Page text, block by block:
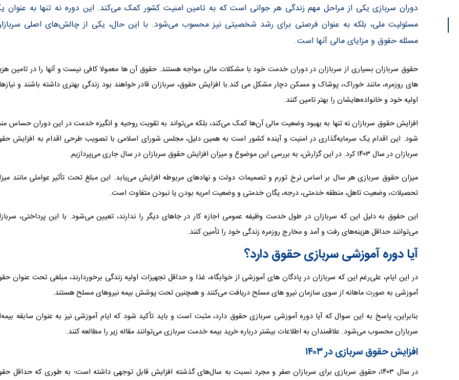
دوران سربازی یکی از مراحل مهم زندگی هر جوانی است که به تامین امنیت کشور کمک می‌کند. این دوره نه تنها به عنوان
مسئولیت ملی، بلکه به عنوان فرصتی برای رشد شخصیتی نیز محسوب می‌شود. با این حال، یکی از چالش‌های اصلی
مسئله حقوق و مزایای مالی آنها است.
حقوق سربازانبسیاری از سربازان در دوران خدمت خود با مشکلات مالی مواجه هستند. حقوق آن ها معمولا کافی نیست و آنها را در تامین
های روزمره، مانند خوراک، پوشاک و مسکن دچار مشکل می‌ کند.با افزایش حقوق، سربازان قادر خواهند بود زندگی بهتری داشته باشند و
اولیه خود و خانواده‌هایشان را بهتر تامین کنند.
افزایش حقوق سربازان نه تنها به بهبود وضعیت مالی آن‌ها کمک می‌کند، بلکه می‌تواند به تقویت روحیه و انگیزه خدمت در این دوران حساس
شود. این اقدام یک سرمایه‌گذاری در امنیت و آینده کشور است به همین دلیل، مجلس شورای اسلامی با تصویب طرحی اقدام به افزایش
سربازان در سال ۱۴۰۳ کرد. در این گزارش، به بررسی این موضوع و میزان افزایش حقوق سربازان در سال جاری می‌پردازیم.
میزان حقوق سربازی هر سال بر اساس نرخ تورم و تصمیمات دولت و نهادهای مربوطه افزایش می‌یابد. این مبلغ تحت تأثیر عواملی مانند
تحصیلات، وضعیت تاهل، منطقه خدمتی، درجه، یگان خدمتی و وضعیت امریه بودن یا نبودن متفاوت است.
این حقوق به دلیل این که سربازان در طول خدمت وظیفه عمومی اجازه کار در جاهای دیگر را ندارند، تعیین می‌شود. با این پرداختی،
می‌توانند حداقل هزینه‌های رفت و آمد و مخارج روزمره زندگی خود را تأمین کنند.
آیا دوره آموزشی سربازی حقوق دارد؟
در این ایام، علی‌رغم این که سربازان در پادگان‌ های آموزشی از خوابگاه، غذا و حداقل تجهیزات اولیه زندگی برخوردارند، مبلغی تحت عنوان
آموزشی به صورت ماهانه از سوی سازمان نیرو های مسلح دریافت می‌کنند و همچنین تحت پوشش بیمه نیروهای مسلح هستند.
بنابراین، پاسخ به این سوال که آیا دوره آموزشی سربازی حقوق دارد، مثبت است و باید تأکید شود که ایام آموزشی نیز به عنوان سابقه
سربازان محسوب می‌شود. علاقمندان به اطلاعات بیشتر درباره خرید بیمه خدمت سربازی می‌توانند مقاله زیر را مطالعه کنند.
افزایش حقوق سربازی در ۱۴۰۳
در سال ۱۴۰۳، حقوق سربازی برای سربازان صفر و مجرد نسبت به سال‌های گذشته افزایش قابل توجهی داشته است؛ به طوری که حداقل